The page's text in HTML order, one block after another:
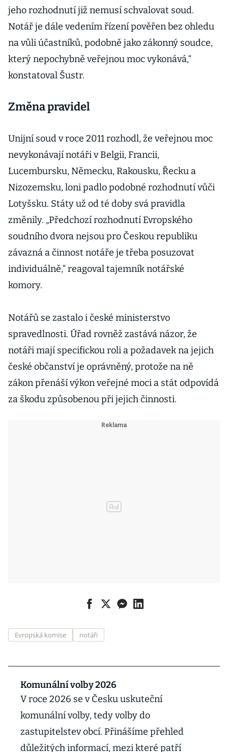
jeho rozhodnutí již nemusí schvalovat soud.
Notář je dále vedením řízení pověřen bez ohledu
na vůli účastníků, podobně jako zákonný soudce,
který nepochybně veřejnou moc vykonává,“
konstatoval Šustr.
Změna pravidel
Unijní soud v roce 2011 rozhodl, že veřejnou moc
nevykonávají notáři v Belgii, Francii,
Lucembursku, Německu, Rakousku, Řecku a
Nizozemsku, loni padlo podobné rozhodnutí vůči
Lotyšsku. Státy už od té doby svá pravidla
změnily. „Předchozí rozhodnutí Evropského
soudního dvora nejsou pro Českou republiku
závazná a činnost notáře je třeba posuzovat
individuálně,“ reagoval tajemník notářské
komory.
Notářů se zastalo i české ministerstvo
spravedlnosti. Úřad rovněž zastává názor, že
notáři mají specifickou roli a požadavek na jejich
české občanství je oprávněný, protože na ně
zákon přenáší výkon veřejné moci a stát odpovídá
za škodu způsobenou při jejich činnosti.
Evropská komise notáři
Komunální volby 2026
V roce 2026 se v Česku uskuteční
komunální volby, tedy volby do
zastupitelstev obcí. Přinášíme přehled
důležitých informací, mezi které patří